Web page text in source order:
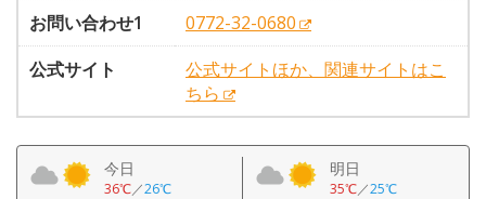
お問い合わせ1
0772-32-0680
公式サイト
公式サイトほか、関連サイトはこ
ちら
今日
36℃／26℃
明日
35℃／25℃